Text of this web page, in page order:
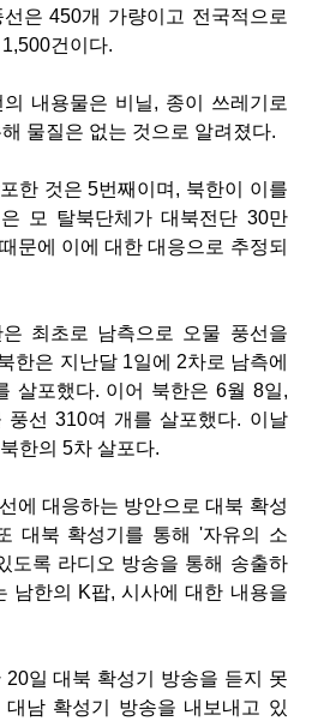
은 450개 가량이고 전국적으로
건이다.
내용물은 비닐, 종이 쓰레기로
물질은 없는 것으로 알려졌다.
한 것은 5번째이며, 북한이 이를
모 탈북단체가 대북전단 30만
문에 이에 대한 대응으로 추정되
최초로 남측으로 오물 풍선을
한은 지난달 1일에 2차로 남측에
살포했다. 이어 북한은 6월 8일,
풍선 310여 개를 살포했다. 이날
한의 5차 살포다.
에 대응하는 방안으로 대북 확성
대북 확성기를 통해 '자유의 소
도록 라디오 방송을 통해 송출하
남한의 K팝, 시사에 대한 내용을
일 대북 확성기 방송을 듣지 못
남 확성기 방송을 내보내고 있